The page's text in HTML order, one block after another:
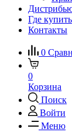
Где купить
Контакты
0
0
Корзина
Поиск
Войти
Меню